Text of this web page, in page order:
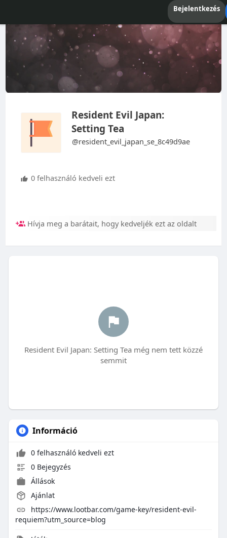
Bejelentkezés
Resident Evil Japan:
Setting Tea
@resident_evil_japan_se_8c49d9ae
0 felhasználó kedveli ezt
Hívja meg a barátait, hogy kedveljék ezt az oldalt
Resident Evil Japan: Setting Tea még nem tett közzé
semmit
Információ
0 felhasználó kedveli ezt
0 Bejegyzés
Állások
Ajánlat
https://www.lootbar.com/game-key/resident-evil-
requiem?utm_source=blog